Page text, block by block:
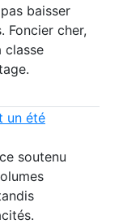
baisser
Foncier cher,
classe
un été
soutenu